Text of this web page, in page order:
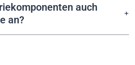
auch
an?